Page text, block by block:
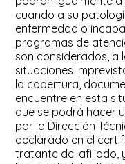
cuando a su
enfermedad o
programas de
son considerados, a
situaciones
la cobertura,
encuentre en esta
que se podrá hacer
por la Dirección
declarado en el
tratante del afiliado,